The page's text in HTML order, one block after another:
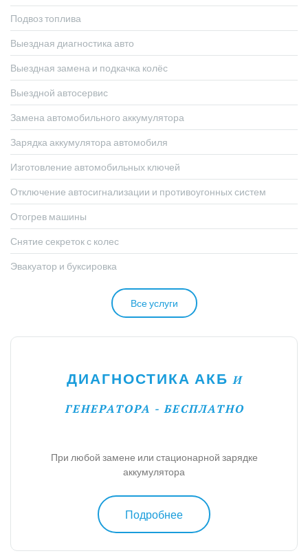
Подвоз топлива
Выездная диагностика авто
Выездная замена и подкачка колёс
Выездной автосервис
Замена автомобильного аккумулятора
Зарядка аккумулятора автомобиля
Изготовление автомобильных ключей
Отключение автосигнализации и противоугонных систем
Отогрев машины
Снятие секреток с колес
Эвакуатор и буксировка
Все услуги
ДИАГНОСТИКА АКБ И
ГЕНЕРАТОРА - БЕСПЛАТНО
При любой замене или стационарной зарядке
аккумулятора
Подробнее